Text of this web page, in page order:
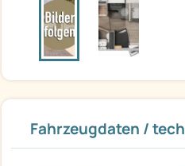
Fahrzeugdaten /